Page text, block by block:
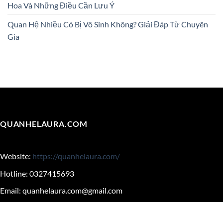
Hoa Và Những Điều Cần Lưu Ý
Quan Hệ Nhiều Có Bị Vô Sinh Không? Giải Đáp Từ Chuyên
Gia
QUANHELAURA.COM
Website: https://quanhelaura.com/
Hotline: 0327415693
Email: quanhelaura.com@gmail.com